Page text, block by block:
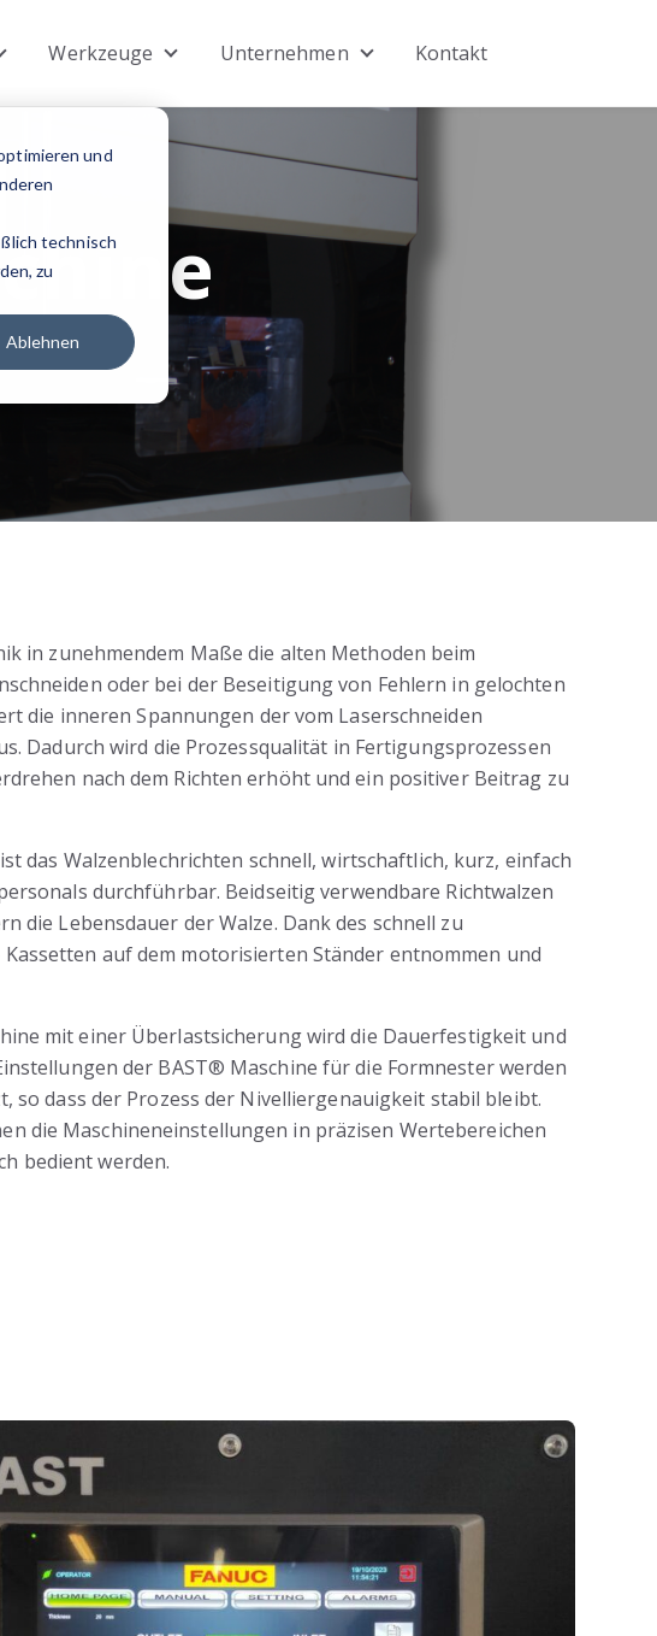
und
technisch
zu
Ablehnen
for Umform und andere Maschinen
Show submenu for Service
Werkzeuge Show submenu for Werkzeuge
Unternehmen Show submenu for
Kontakt
in zunehmendem Maße die alten Methoden beim
oder bei der Beseitigung von Fehlern in gelochten
die inneren Spannungen der vom Laserschneiden
Dadurch wird die Prozessqualität in Fertigungsprozessen
nach dem Richten erhöht und ein positiver Beitrag zu
das Walzenblechrichten schnell, wirtschaftlich, kurz, einfach
durchführbar. Beidseitig verwendbare Richtwalzen
die Lebensdauer der Walze. Dank des schnell zu
auf dem motorisierten Ständer entnommen und
mit einer Überlastsicherung wird die Dauerfestigkeit und
der BAST® Maschine für die Formnester werden
so dass der Prozess der Nivelliergenauigkeit stabil bleibt.
die Maschineneinstellungen in präzisen Wertebereichen
bedient werden.